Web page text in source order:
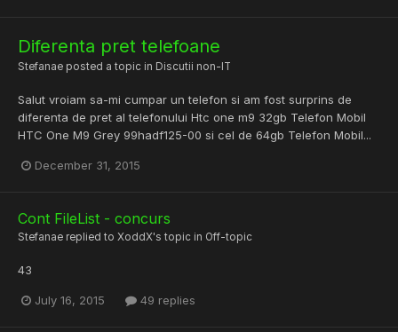
Diferenta pret telefoane
Stefanae posted a topic in Discutii non-IT
Salut vroiam sa-mi cumpar un telefon si am fost surprins de
diferenta de pret al telefonului Htc one m9 32gb Telefon Mobil
HTC One M9 Grey 99hadf125-00 si cel de 64gb Telefon Mobil...
December 31, 2015
Cont FileList - concurs
Stefanae replied to XoddX's topic in Off-topic
43
July 16, 2015 49 replies